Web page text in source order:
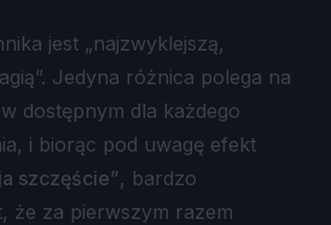
jest „najzwyklejszą,
Jedyna różnica polega na
dostępnym dla każdego
i biorąc pod uwagę efekt
szczęście”, bardzo
że za pierwszym razem